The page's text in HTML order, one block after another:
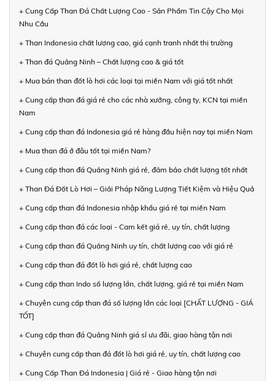
+ Cung Cấp Than Đá Chất Lượng Cao - Sản Phẩm Tin Cậy Cho Mọi
Nhu Cầu
+ Than Indonesia chất lượng cao, giá cạnh tranh nhất thị trường
+ Than đá Quảng Ninh – Chất lượng cao & giá tốt
+ Mua bán than đốt lò hơi các loại tại miền Nam với giá tốt nhất
+ Cung cấp than đá giá rẻ cho các nhà xưởng, công ty, KCN tại miền
Nam
+ Cung cấp than đá Indonesia giá rẻ hàng đầu hiện nay tại miền Nam
+ Mua than đá ở đâu tốt tại miền Nam?
+ Cung cấp than đá Quảng Ninh giá rẻ, đảm bảo chất lượng tốt nhất
+ Than Đá Đốt Lò Hơi – Giải Pháp Năng Lượng Tiết Kiệm và Hiệu Quả
+ Cung cấp than đá Indonesia nhập khẩu giá rẻ tại miền Nam
+ Cung cấp than đá các loại - Cam kết giá rẻ, uy tín, chất lượng
+ Cung cấp than đá Quảng Ninh uy tín, chất lượng cao với giá rẻ
+ Cung cấp than đá đốt lò hơi giá rẻ, chất lượng cao
+ Cung cấp than Indo số lượng lớn, chất lượng, giá rẻ tại miền Nam
+ Chuyên cung cấp than đá số lượng lớn các loại [CHẤT LƯỢNG - GIÁ
TỐT]
+ Cung cấp than đá Quảng Ninh giá sỉ ưu đãi, giao hàng tận nơi
+ Chuyên cung cấp than đá đốt lò hơi giá rẻ, uy tín, chất lượng cao
+ Cung Cấp Than Đá Indonesia | Giá rẻ - Giao hàng tận nơi